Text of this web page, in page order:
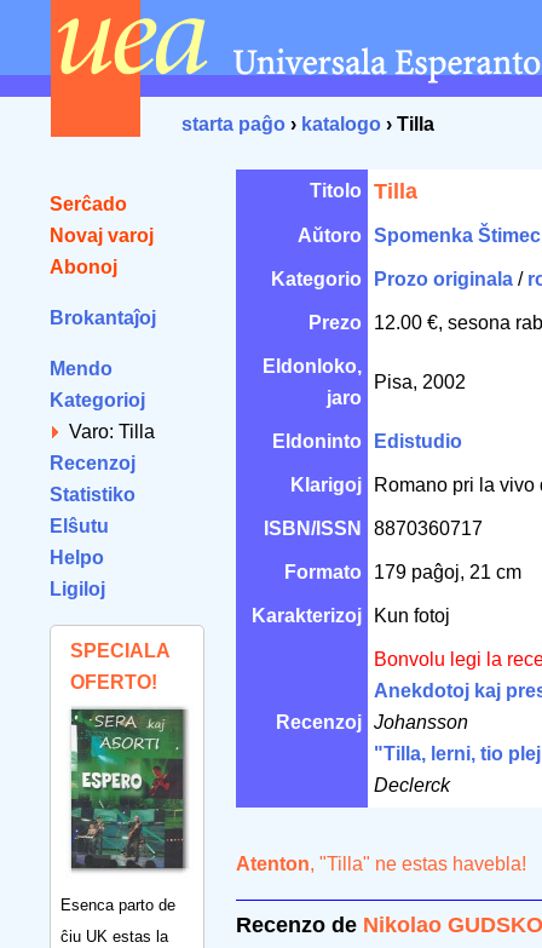
starta paĝo › katalogo › Tilla
Serĉado
Novaj varoj
Abonoj
Brokantaĵoj
Mendo
Kategorioj
Varo: Tilla
Recenzoj
Statistiko
Elŝutu
Helpo
Ligiloj
SPECIALA
OFERTO!
Esenca parto de
ĉiu UK estas la
Titolo Tilla
Aŭtoro Spomenka Štimec
Kategorio Prozo originala /
Prezo 12.00 €, sesona
Eldonloko,
jaro
Pisa, 2002
Eldoninto Edistudio
Klarigoj Romano pri la
ISBN/ISSN 8870360717
Formato 179 paĝoj, 21 cm
Karakterizoj Kun fotoj
Recenzoj
Bonvolu legi la
Anekdotoj kaj
Johansson
"Tilla, lerni, tio
Declerck
Atenton, "Tilla" ne estas havebla!
Recenzo de Nikolao